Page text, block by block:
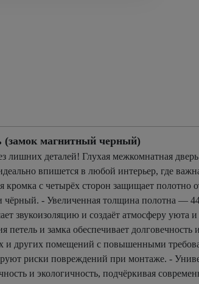
магнитный черный)
деталей! Глухая межкомнатная
впишется в любой интерьер, где
с четырёх сторон защищает полотно
чёрный. - Увеличенная толщина полотна —
звукоизоляцию и создаёт атмосферу уюта
и замка обеспечивает долговечность
и других помещений с повышенными
риски повреждений при монтаже. -
и экологичность, подчёркивая